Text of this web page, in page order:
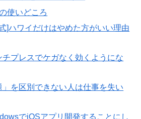
使いどころ
]ハワイだけはやめた方がいい理由
プレスでケガなく効くようにな
」を区別できない人は仕事を失い
でiOSアプリ開発することにし